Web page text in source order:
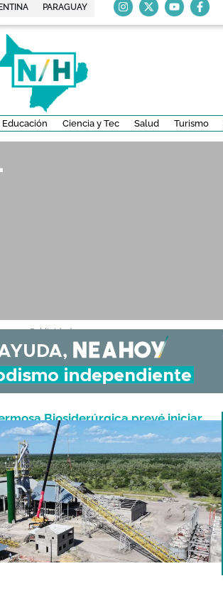
PARAGUAY
Educación Ciencia y Tec Salud Turismo
- Publicidad -
Biosiderúrgica prevé iniciar
funcionamiento entre marzo y abril